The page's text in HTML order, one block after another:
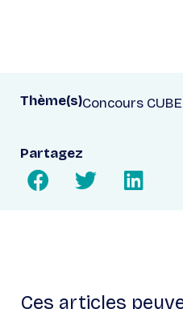
Thème(s)Concours CUBE
Partagez
Ces articles